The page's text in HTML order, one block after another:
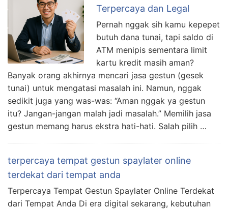
Terpercaya dan Legal
Pernah nggak sih kamu kepepet
butuh dana tunai, tapi saldo di
ATM menipis sementara limit
kartu kredit masih aman?
Banyak orang akhirnya mencari jasa gestun (gesek
tunai) untuk mengatasi masalah ini. Namun, nggak
sedikit juga yang was-was: “Aman nggak ya gestun
itu? Jangan-jangan malah jadi masalah.” Memilih jasa
gestun memang harus ekstra hati-hati. Salah pilih …
terpercaya tempat gestun spaylater online
terdekat dari tempat anda
Terpercaya Tempat Gestun Spaylater Online Terdekat
dari Tempat Anda Di era digital sekarang, kebutuhan